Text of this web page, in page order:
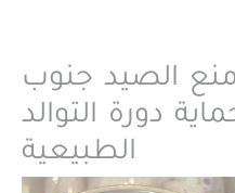
الصيد جنوب
دورة التوالد
الطبيعية